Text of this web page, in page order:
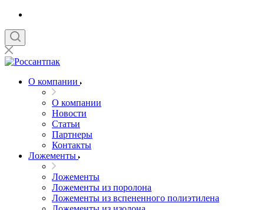
О компании
О компании
Новости
Статьи
Партнеры
Контакты
Ложементы
Ложементы
Ложементы из поролона
Ложементы из вспененного полиэтилена